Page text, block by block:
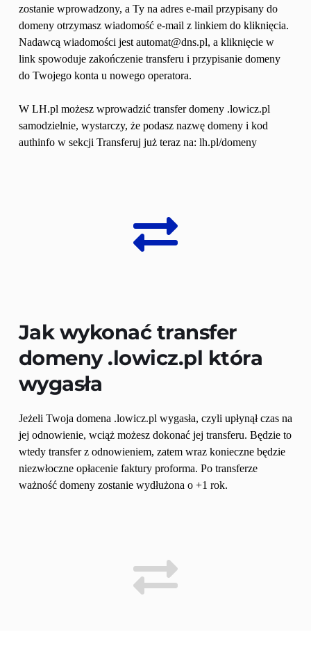
zostanie wprowadzony, a Ty na adres e-mail przypisany do
domeny otrzymasz wiadomość e-mail z linkiem do kliknięcia.
Nadawcą wiadomości jest automat@dns.pl, a kliknięcie w
link spowoduje zakończenie transferu i przypisanie domeny
do Twojego konta u nowego operatora.
W LH.pl możesz wprowadzić transfer domeny .lowicz.pl
samodzielnie, wystarczy, że podasz nazwę domeny i kod
authinfo w sekcji Transferuj już teraz na: lh.pl/domeny
Jak wykonać transfer
domeny .lowicz.pl która
wygasła
Jeżeli Twoja domena .lowicz.pl wygasła, czyli upłynął czas na
jej odnowienie, wciąż możesz dokonać jej transferu. Będzie to
wtedy transfer z odnowieniem, zatem wraz konieczne będzie
niezwłoczne opłacenie faktury proforma. Po transferze
ważność domeny zostanie wydłużona o +1 rok.